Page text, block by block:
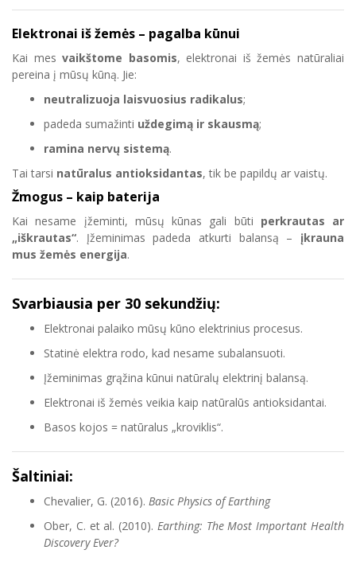
Elektronai iš žemės – pagalba kūnui
Kai mesvaikštome basomis, elektronai iš žemės natūraliai
pereina į mūsų kūną. Jie:
neutralizuoja laisvuosius radikalus;
padeda sumažinti uždegimą ir skausmą;
ramina nervų sistemą.
Tai tarsi natūralus antioksidantas, tik be papildų ar vaistų.
Žmogus – kaip baterija
Kai nesame įžeminti, mūsų kūnas gali būti perkrautas ar
„iškrautas“. Įžeminimas padeda atkurti balansą – įkrauna
mus žemės energija.
Svarbiausia per 30 sekundžių:
Elektronai palaiko mūsų kūno elektrinius procesus.
Statinė elektra rodo, kad nesame subalansuoti.
Įžeminimas grąžina kūnui natūralų elektrinį balansą.
Elektronai iš žemės veikia kaip natūralūs antioksidantai.
Basos kojos = natūralus „kroviklis“.
Šaltiniai:
Chevalier, G. (2016). Basic Physics of Earthing
Ober, C. et al. (2010). Earthing: The Most Important Health
Discovery Ever?